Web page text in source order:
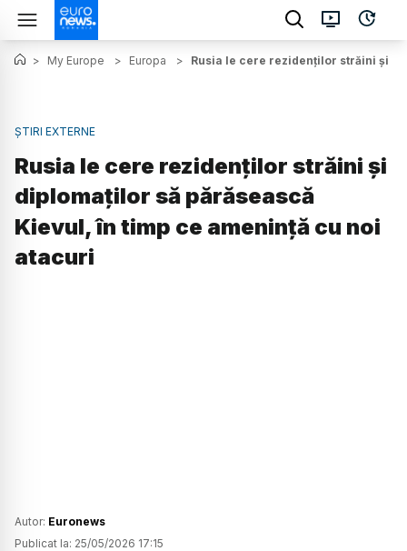
> My Europe > Europa > Rusia le cere rezidenților străini și
ȘTIRI EXTERNE
Rusia le cere rezidenților străini și
diplomaților să părăsească
Kievul, în timp ce amenință cu noi
atacuri
Autor: Euronews
Publicat la: 25/05/2026 17:15